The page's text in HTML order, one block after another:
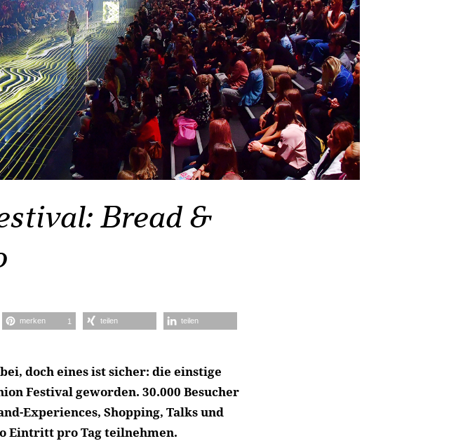
Bread &
merken 1 teilen teilen
doch eines ist sicher: die einstige
Festival geworden. 30.000 Besucher
Experiences, Shopping, Talks und
Eintritt pro Tag teilnehmen.